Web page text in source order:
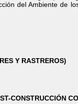
del Ambiente de
Y RASTREROS)
CONSTRUCCIÓN